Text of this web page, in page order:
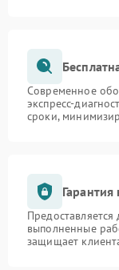
Современное
экспресс-
сроки,
выполненные
защищает